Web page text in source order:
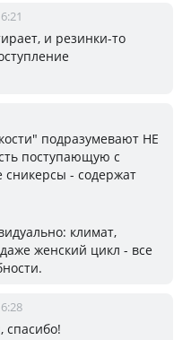
и резинки-то
подразумевают НЕ
поступающую с
- содержат
климат,
женский цикл - все
спасибо!